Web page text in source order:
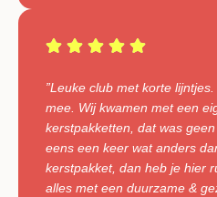
”Leuke club met korte
mee. Wij kwamen met een
kerstpakketten, dat was
eens een keer wat anders
kerstpakket, dan heb je hier
alles met een duurzame &